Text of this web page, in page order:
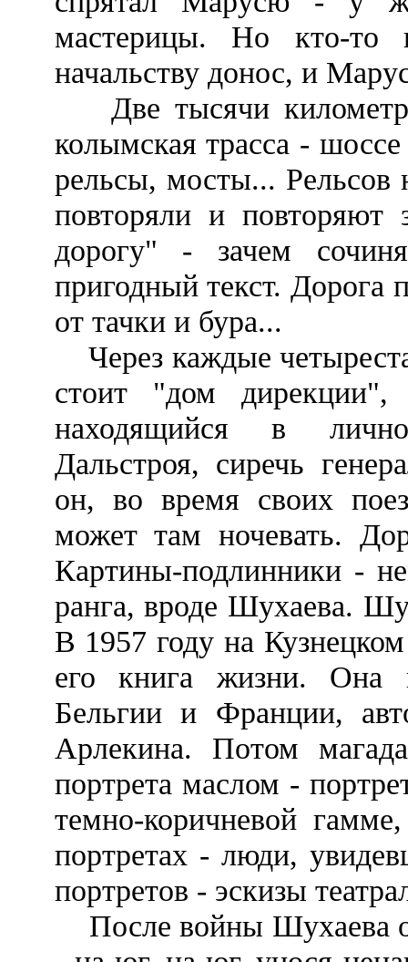
мастерицы. Но кто-то
начальству донос, и
Две тысячи
колымская трасса -
рельсы, мосты... Рельсов
повторяли и повторяют
дорогу" - зачем
пригодный текст. Дорога
от тачки и бура...
Через каждые
стоит "дом дирекции",
находящийся в
Дальстроя, сиречь
он, во время своих
может там ночевать.
Картины-подлинники -
ранга, вроде Шухаева.
В 1957 году на
его книга жизни. Она
Бельгии и Франции,
Арлекина. Потом
портрета маслом -
темно-коричневой
портретах - люди,
портретов - эскизы
После войны Шухаева